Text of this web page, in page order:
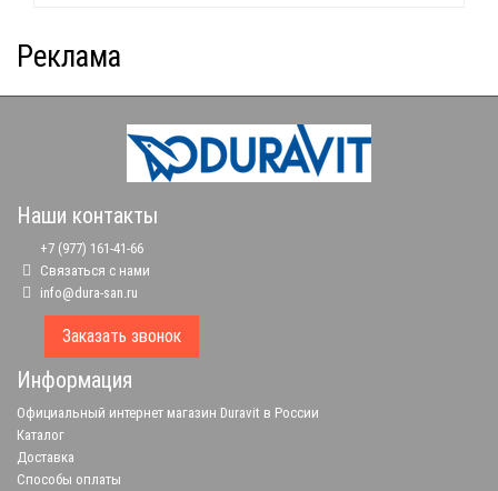
Реклама
Наши контакты
+7 (977) 161-41-66
Связаться с нами
info@dura-san.ru
Заказать звонок
Информация
Официальный интернет магазин Duravit в России
Каталог
Доставка
Способы оплаты